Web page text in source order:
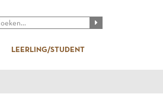
LEERLING/STUDENT